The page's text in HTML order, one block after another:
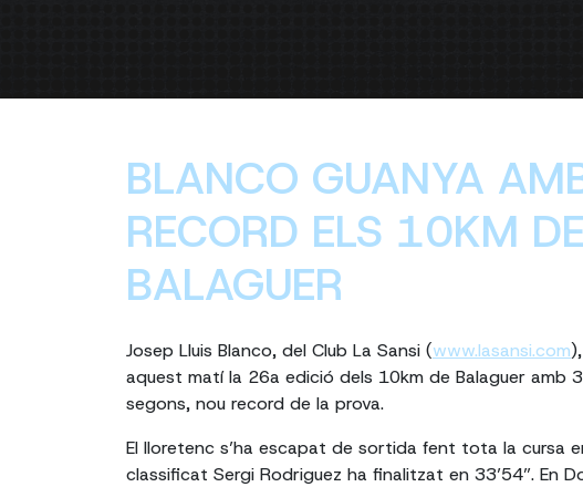
BLANCO GUANYA
RECORD ELS 10KM DE
BALAGUER
Josep Lluis Blanco, del Club La Sansi (www.lasansi.com
aquest matí la 26a edició dels 10km de Balaguer amb
segons, nou record de la prova.
El lloretenc s’ha escapat de sortida fent tota la cursa
classificat Sergi Rodriguez ha finalitzat en 33’54”. En